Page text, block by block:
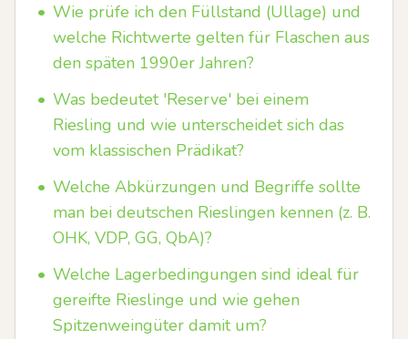
• Wie prüfe ich den Füllstand (Ullage) und
welche Richtwerte gelten für Flaschen aus
den späten 1990er Jahren?
• Was bedeutet 'Reserve' bei einem
Riesling und wie unterscheidet sich das
vom klassischen Prädikat?
• Welche Abkürzungen und Begriffe sollte
man bei deutschen Rieslingen kennen (z. B.
OHK, VDP, GG, QbA)?
• Welche Lagerbedingungen sind ideal für
gereifte Rieslinge und wie gehen
Spitzenweingüter damit um?